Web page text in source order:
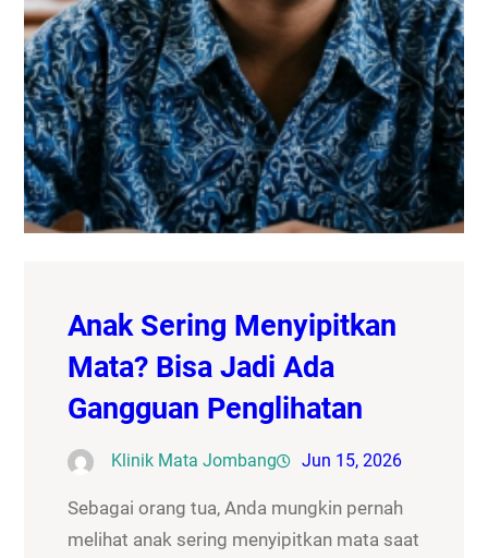
Anak Sering Menyipitkan
Mata? Bisa Jadi Ada
Gangguan Penglihatan
Klinik Mata Jombang Jun 15, 2026
Sebagai orang tua, Anda mungkin pernah
melihat anak sering menyipitkan mata saat